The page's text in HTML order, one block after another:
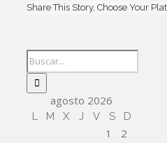
Share This Story, Choose Your
agosto 2026
L M X J V S D
1
2